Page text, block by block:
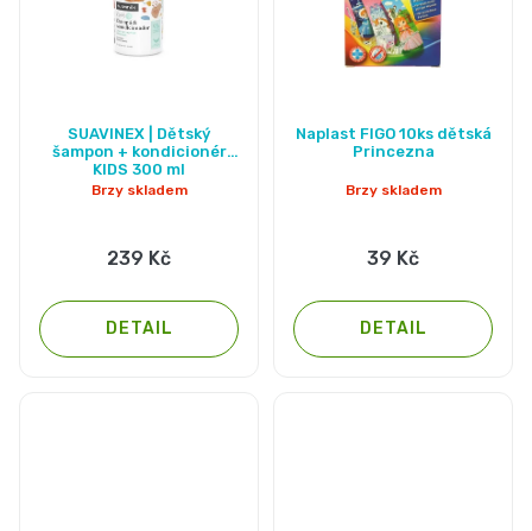
SUAVINEX | Dětský
šampon + kondicionér
KIDS 300 ml
Brzy skladem
239 Kč
DETAIL
Naplast FIGO 10ks dětská
Princezna
Brzy skladem
39 Kč
DETAIL